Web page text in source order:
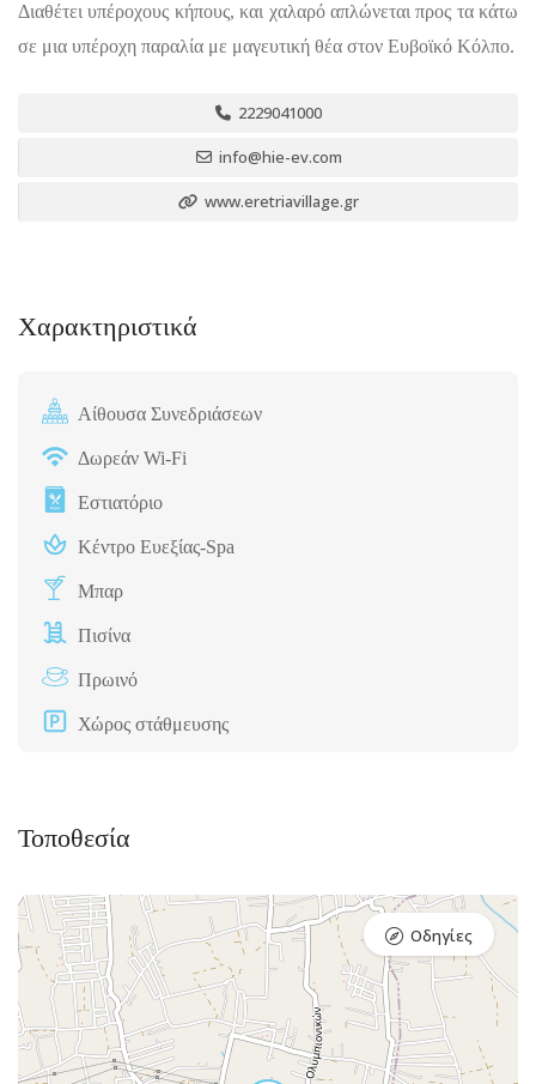
Διαθέτει υπέροχους κήπους, και χαλαρό απλώνεται προς τα κάτω
σε μια υπέροχη παραλία με μαγευτική θέα στον Ευβοϊκό Κόλπο.
2229041000
info@hie-ev.com
www.eretriavillage.gr
Χαρακτηριστικά
Αίθουσα Συνεδριάσεων
Δωρεάν Wi-Fi
Εστιατόριο
Κέντρο Ευεξίας-Spa
Μπαρ
Πισίνα
Πρωινό
Χώρος στάθμευσης
Τοποθεσία
Οδηγίες